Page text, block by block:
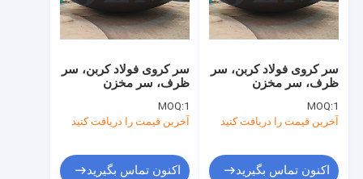
سر کروی فولاد کربن، سر
ظرف، سر مخزن
MOQ:1
آخرین قیمت را دریافت کنید
اکنون تماس بگیرید
سر کروی فولاد کربن، سر
ظرف، سر مخزن
MOQ:1
آخرین قیمت را دریافت کنید
اکنون تماس بگیرید